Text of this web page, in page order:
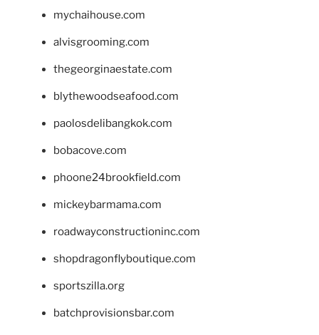
mychaihouse.com
alvisgrooming.com
thegeorginaestate.com
blythewoodseafood.com
paolosdelibangkok.com
bobacove.com
phoone24brookfield.com
mickeybarmama.com
roadwayconstructioninc.com
shopdragonflyboutique.com
sportszilla.org
batchprovisionsbar.com